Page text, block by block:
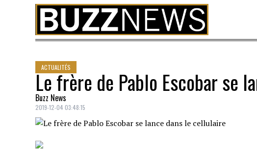
Skip to content
ACTUALITÉS
Le frère de Pablo Escobar se
Buzz News
2019-12-04 03:48:15